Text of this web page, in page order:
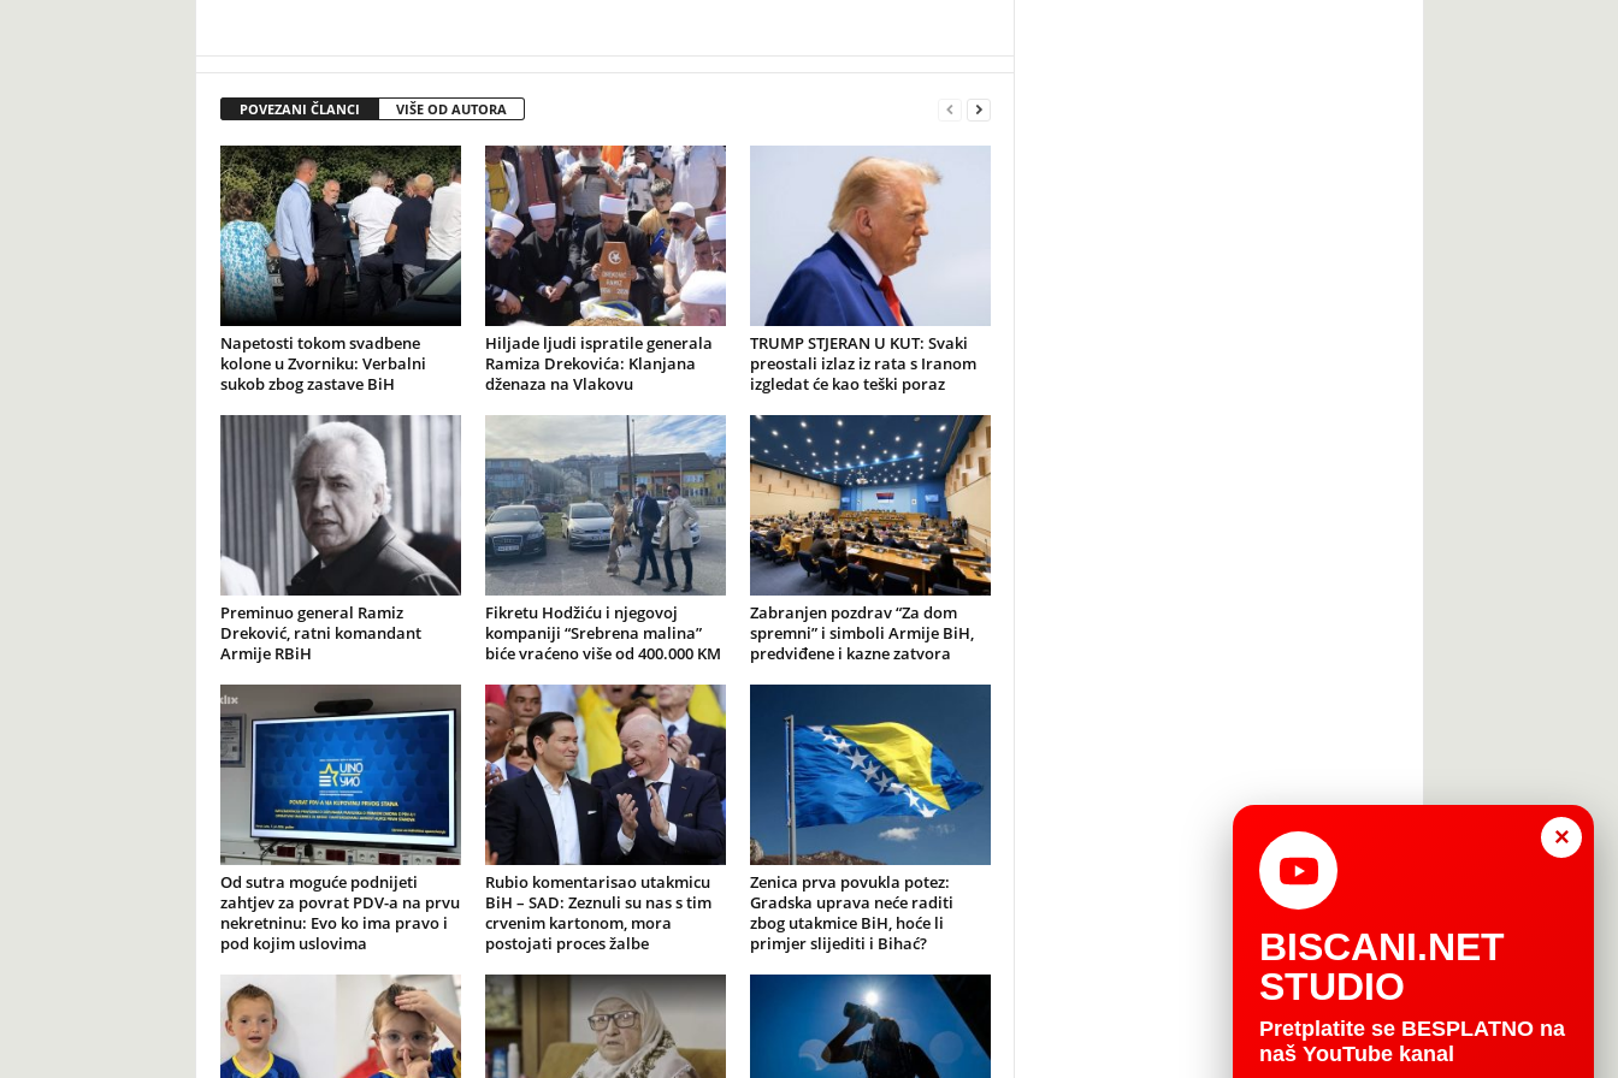
POVEZANI ČLANCI VIŠE OD AUTORA
Napetosti tokom svadbene
kolone u Zvorniku: Verbalni
sukob zbog zastave BiH
Hiljade ljudi ispratile generala
Ramiza Drekovića: Klanjana
dženaza na Vlakovu
TRUMP STJERAN U KUT: Svaki
preostali izlaz iz rata s Iranom
izgledat će kao teški poraz
Preminuo general Ramiz
Dreković, ratni komandant
Armije RBiH
Fikretu Hodžiću i njegovoj
kompaniji “Srebrena malina”
biće vraćeno više od 400.000 KM
Zabranjen pozdrav “Za dom
spremni” i simboli Armije BiH,
predviđene i kazne zatvora
Od sutra moguće podnijeti
zahtjev za povrat PDV-a na prvu
nekretninu: Evo ko ima pravo i
pod kojim uslovima
Rubio komentarisao utakmicu
BiH – SAD: Zeznuli su nas s tim
crvenim kartonom, mora
postojati proces žalbe
Zenica prva povukla potez:
Gradska uprava neće raditi
zbog utakmice BiH, hoće li
primjer slijediti i Bihać?
×
BISCANI.NET
STUDIO
Pretplatite se BESPLATNO na
naš YouTube kanal